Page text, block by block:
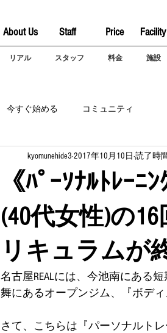
About Us Staff Price Facility
リアル スタッフ 料金 施設
今すぐ始める コミュニティ
《ﾊﾟｰｿﾅﾙﾄﾚｰﾆ
(40代女性)の
リキュラムが
kyomunehide3 2017年10月10日 読了時
名古屋REALには、今池南にある
舞にあるオープンジム、『ボデ
さて、こちらは『パーソナルトレ